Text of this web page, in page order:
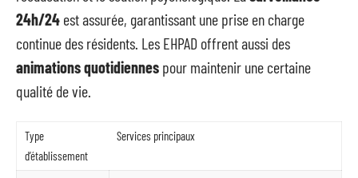
24h/24 est assurée, garantissant une prise en charge
continue des résidents. Les EHPAD offrent aussi des
animations quotidiennes pour maintenir une certaine
qualité de vie.
Type
d’établissement
Services principaux